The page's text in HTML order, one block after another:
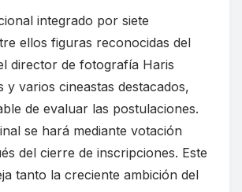
integrado por siete
ellos figuras reconocidas del
director de fotografía Haris
y varios cineastas destacados,
de evaluar las postulaciones.
se hará mediante votación
del cierre de inscripciones. Este
tanto la creciente ambición del